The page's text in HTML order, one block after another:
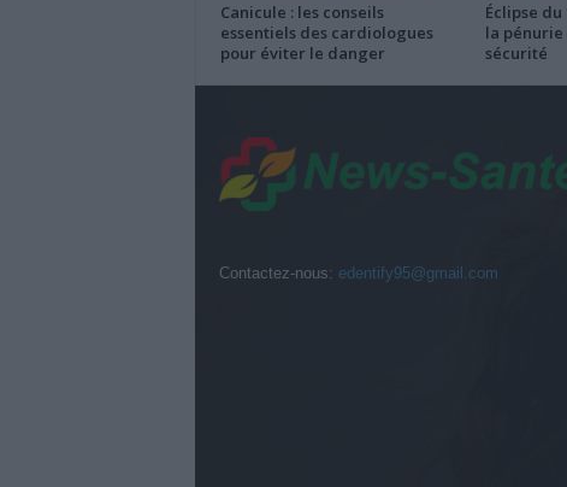
Canicule : les conseils
essentiels des cardiologues
pour éviter le danger
Éclipse
la
sécurité
Contactez-nous: edentify95@gmail.com